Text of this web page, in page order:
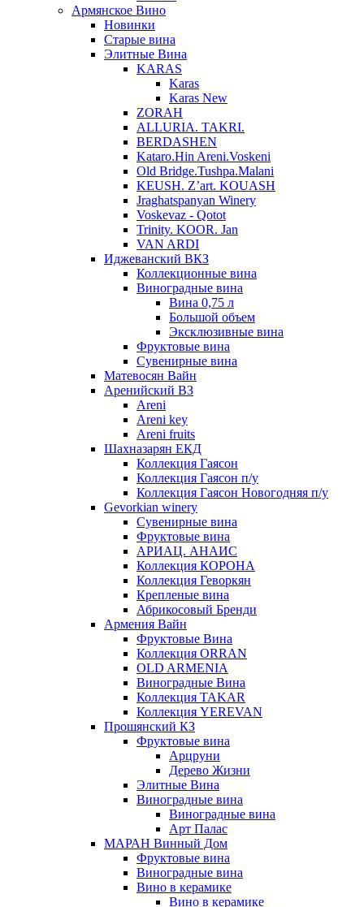
Армянское Вино
Новинки
Старые вина
Элитные Вина
KARAS
Karas
Karas New
ZORAH
ALLURIA. TAKRI.
BERDASHEN
Kataro.Hin Areni.Voskeni
Old Bridge.Tushpa.Malani
KEUSH. Z’art. KOUASH
Jraghatspanyan Winery
Voskevaz - Qotot
Trinity. KOOR. Jan
VAN ARDI
Иджеванский ВКЗ
Коллекционные вина
Виноградные вина
Вина 0,75 л
Большой объем
Эксклюзивные вина
Фруктовые вина
Cувенирные вина
Матевосян Вайн
Аренийский ВЗ
Areni
Areni key
Areni fruits
Шахназарян ЕКД
Коллекция Гаясон
Коллекция Гаясон п/у
Коллекция Гаясон Новогодняя п/у
Gevorkian winery
Сувенирные вина
Фруктовые вина
АРИАЦ. АНАИС
Коллекция КОРОНА
Коллекция Геворкян
Крепленые вина
Абрикосовый Бренди
Армения Вайн
Фруктовые Вина
Коллекция ORRAN
OLD ARMENIA
Виноградные Вина
Коллекция TAKAR
Коллекция YEREVAN
Прошянский КЗ
Фруктовые вина
Арцруни
Дерево Жизни
Элитные Вина
Виноградные вина
Виноградные вина
Арт Палас
МАРАН Винный Дом
Фруктовые вина
Виноградные вина
Вино в керамике
Вино в керамике